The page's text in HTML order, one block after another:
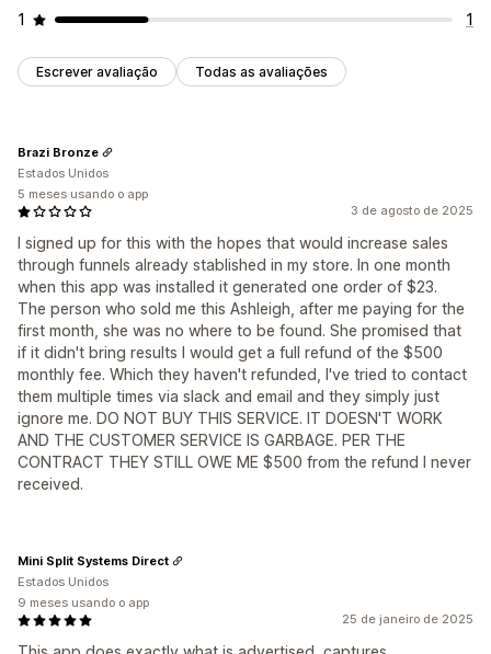
1
1
Escrever avaliação Todas as avaliações
3 de agosto de 2025
I signed up for this with the hopes that would increase sales
through funnels already stablished in my store. In one month
when this app was installed it generated one order of $23.
The person who sold me this Ashleigh, after me paying for the
first month, she was no where to be found. She promised that
if it didn't bring results I would get a full refund of the $500
monthly fee. Which they haven't refunded, I've tried to contact
them multiple times via slack and email and they simply just
ignore me. DO NOT BUY THIS SERVICE. IT DOESN'T WORK
AND THE CUSTOMER SERVICE IS GARBAGE. PER THE
CONTRACT THEY STILL OWE ME $500 from the refund I never
received.
Brazi Bronze
Estados Unidos
5 meses usando o app
25 de janeiro de 2025
Mini Split Systems Direct
Estados Unidos
9 meses usando o app